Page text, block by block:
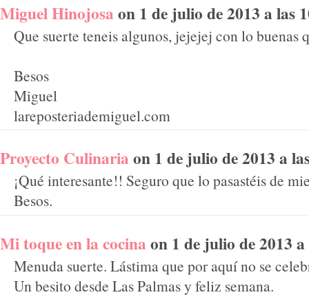
Miguel Hinojosa on 1 de julio de 2013 a las
Que suerte teneis algunos, jejejej con lo buenas
Besos
Miguel
lareposteriademiguel.com
Proyecto Culinaria on 1 de julio de 2013 a
¡Qué interesante!! Seguro que lo pasastéis de
Besos.
Mi toque en la cocina on 1 de julio de 2013
Menuda suerte. Lástima que por aquí no se
Un besito desde Las Palmas y feliz semana.